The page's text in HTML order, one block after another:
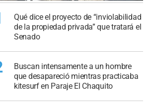
Qué dice el proyecto de “inviolabilidad
de la propiedad privada” que tratará el
Senado
Buscan intensamente a un hombre
que desapareció mientras practicaba
kitesurf en Paraje El Chaquito